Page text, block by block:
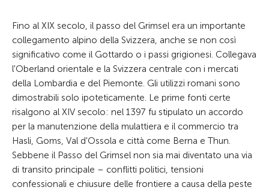
Fino al XIX secolo, il passo del Grimsel era un importante
collegamento alpino della Svizzera, anche se non così
significativo come il Gottardo o i passi grigionesi. Collegava
l'Oberland orientale e la Svizzera centrale con i mercati
della Lombardia e del Piemonte. Gli utilizzi romani sono
dimostrabili solo ipoteticamente. Le prime fonti certe
risalgono al XIV secolo: nel 1397 fu stipulato un accordo
per la manutenzione della mulattiera e il commercio tra
Hasli, Goms, Val d'Ossola e città come Berna e Thun.
Sebbene il Passo del Grimsel non sia mai diventato una via
di transito principale – conflitti politici, tensioni
confessionali e chiusure delle frontiere a causa della peste